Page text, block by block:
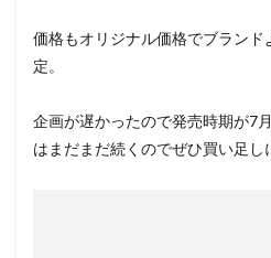
価格もオリジナル価格でブランド
定。
企画が遅かったので発売時期が7
はまだまだ続くのでぜひ買い足し